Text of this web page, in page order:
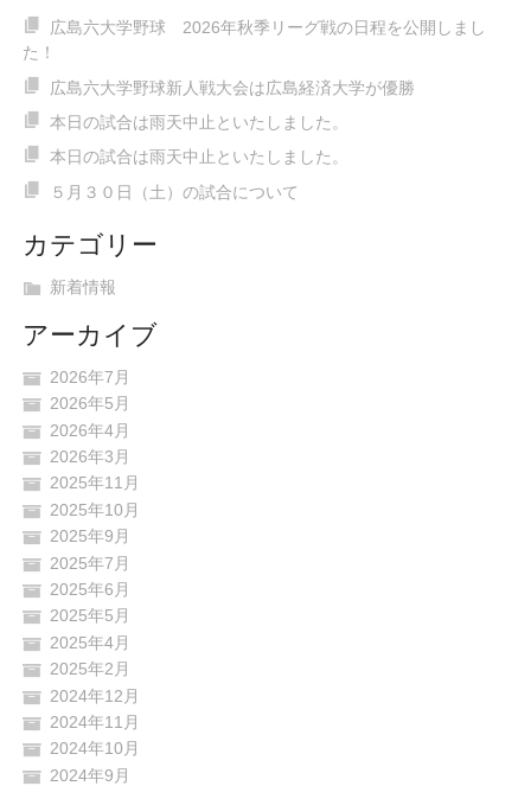
広島六大学野球 2026年秋季リーグ戦の日程を公開しまし
た！
広島六大学野球新人戦大会は広島経済大学が優勝
本日の試合は雨天中止といたしました。
本日の試合は雨天中止といたしました。
５月３０日（土）の試合について
カテゴリー
新着情報
アーカイブ
2026年7月
2026年5月
2026年4月
2026年3月
2025年11月
2025年10月
2025年9月
2025年7月
2025年6月
2025年5月
2025年4月
2025年2月
2024年12月
2024年11月
2024年10月
2024年9月